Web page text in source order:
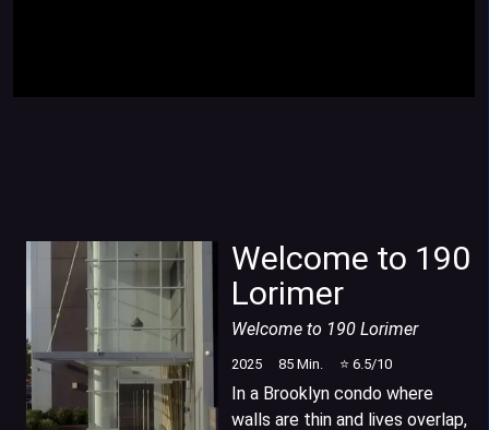
Welcome to 190
Lorimer
Welcome to 190 Lorimer
2025 85 Min. ⭐ 6.5/10
In a Brooklyn condo where
walls are thin and lives overlap,